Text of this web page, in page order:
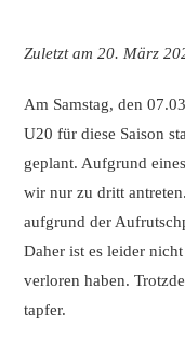
Zuletzt am 20. März
Am Samstag, den
U20 für diese Saison
geplant. Aufgrund
wir nur zu dritt
aufgrund der
Daher ist es leider
verloren haben.
tapfer.